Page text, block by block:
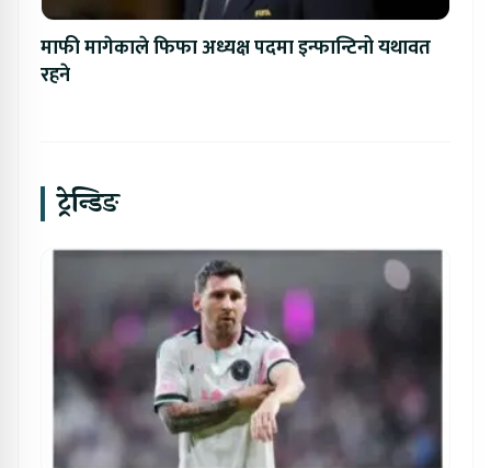
माफी मागेकाले फिफा अध्यक्ष पदमा इन्फान्टिनो यथावत
रहने
ट्रेन्डिङ